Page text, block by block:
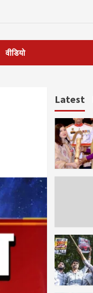
वीडियो
Latest